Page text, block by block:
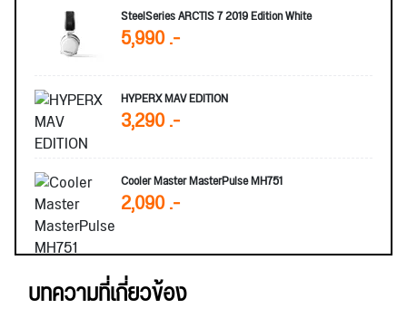
SteelSeries ARCTIS 7 2019 Edition White
5,990 .-
HYPERX MAV EDITION
3,290 .-
Cooler Master MasterPulse MH751
2,090 .-
บทความที่เกี่ยวข้อง